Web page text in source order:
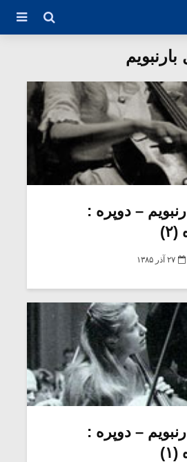
– دوپره :
۲۷ آذر ۱۳۸۵
– دوپره :